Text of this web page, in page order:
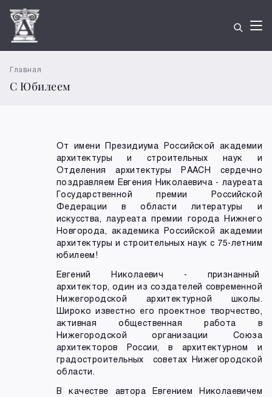
Главная
С Юбилеем
От имени Президиума Российской академии
архитектуры и строительных наук и
Отделения архитектуры РААСН сердечно
поздравляем Евгения Николаевича - лауреата
Государственной премии Российской
Федерации в области литературы и
искусства, лауреата премии города Нижнего
Новгорода, академика Российской академии
архитектуры и строительных наук с 75-летним
юбилеем!
Евгений Николаевич - признанный
архитектор, один из создателей современной
Нижегородской архитектурной школы.
Широко известно его проектное творчество,
активная общественная работа в
Нижегородской организации Союза
архитекторов России, в архитектурном и
градостроительных советах Нижегородской
области.
В качестве автора Евгением Николаевичем